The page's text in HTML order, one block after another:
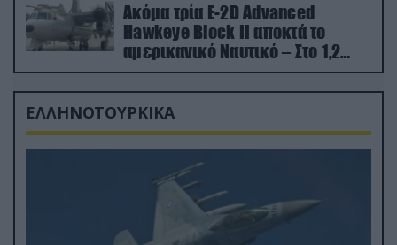
Ακόμα τρία E-2D Advanced
Hawkeye Block II αποκτά το
αμερικανικό Ναυτικό – Στο 1,2
δισ.δολάρια το κόστος
ΕΛΛΗΝΟΤΟΥΡΚΙΚΑ